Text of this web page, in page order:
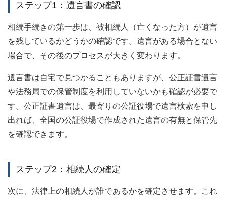
ステップ1：遺言書の確認
相続手続きの第一歩は、被相続人（亡くなった方）が遺言
を残しているかどうかの確認です。遺言がある場合とない
場合で、その後のプロセスが大きく変わります。
遺言書は自宅で見つかることもありますが、公正証書遺言
や法務局での保管制度を利用していないかも確認が必要で
す。公正証書遺言は、最寄りの公証役場で遺言検索を申し
出れば、全国の公証役場で作成された遺言の有無と保管先
を確認できます。
ステップ2：相続人の確定
次に、法律上の相続人が誰であるかを確定させます。これ